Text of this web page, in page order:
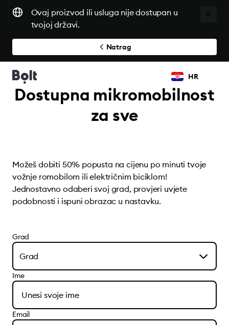
Ovaj proizvod ili usluga nije dostupan u
tvojoj državi.
Natrag
HR
Dostupna mikromobilnost
za sve
Možeš dobiti 50% popusta na cijenu po minuti tvoje
vožnje romobilom ili električnim biciklom!
Jednostavno odaberi svoj grad, provjeri uvjete
podobnosti i ispuni obrazac u nastavku.
Grad
Grad
Ime
Email